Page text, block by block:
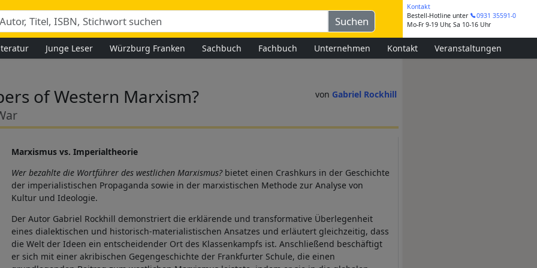
Kontakt
Bestell-Hotline unter
0931 35591-0
Mo-Fr 9-19 Uhr, Sa 10-16 Uhr
Junge Leser Würzburg Franken Sachbuch Fachbuch Unternehmen Kontakt Veranstaltungen
Gabriel Rockhill
of Western Marxism?
Marxismus vs. Imperialtheorie
Wer bezahlte die Wortführer des westlichen Marxismus?bietet einen Crashkurs in der Geschichte
der imperialistischen Propaganda sowie in der marxistischen Methode zur Analyse von
Kultur und Ideologie.
Der Autor Gabriel Rockhill demonstriert die erklärende und transformative Überlegenheit
eines dialektischen und historisch-materialistischen Ansatzes und erläutert gleichzeitig, dass
die Welt der Ideen ein entscheidender Ort des Klassenkampfs ist. Anschließend beschäftigt
er sich mit einer akribischen Gegengeschichte der Frankfurter Schule, die einen